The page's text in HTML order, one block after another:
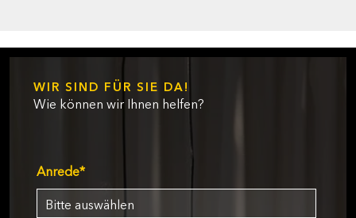
WIR SIND FÜR SIE DA!
Wie können wir Ihnen helfen?
Anrede*